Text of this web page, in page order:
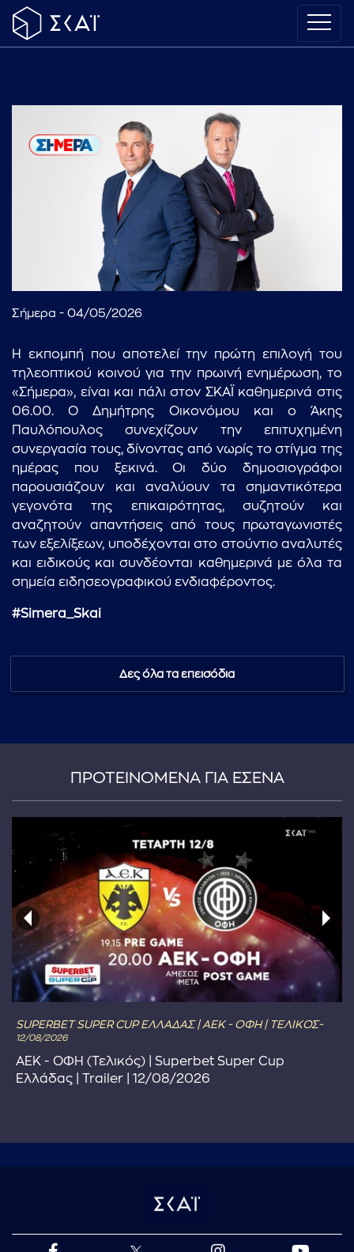
Σήμερα - 04/05/2026
Η εκπομπή που αποτελεί την πρώτη επιλογή του
τηλεοπτικού κοινού για την πρωινή ενημέρωση, το
«Σήμερα», είναι και πάλι στον ΣΚΑΪ καθημερινά στις
06.00. Ο Δημήτρης Οικονόμου και ο Άκης
Παυλόπουλος συνεχίζουν την επιτυχημένη
συνεργασία τους, δίνοντας από νωρίς το στίγμα της
ημέρας που ξεκινά. Οι δύο δημοσιογράφοι
παρουσιάζουν και αναλύουν τα σημαντικότερα
γεγονότα της επικαιρότητας, συζητούν και
αναζητούν απαντήσεις από τους πρωταγωνιστές
των εξελίξεων, υποδέχονται στο στούντιο αναλυτές
και ειδικούς και συνδέονται καθημερινά με όλα τα
σημεία ειδησεογραφικού ενδιαφέροντος.
#Simera_Skai
Δες όλα τα επεισόδια
ΠΡΟΤΕΙΝΟΜΕΝΑ ΓΙΑ ΕΣΕΝΑ
SUPERBET SUPER CUP ΕΛΛΑΔΑΣ | ΑΕΚ - ΟΦΗ | ΤΕΛΙΚΟΣ-
12/08/2026
ΑΕΚ - ΟΦΗ (Τελικός) | Superbet Super Cup
Ελλάδας | Trailer | 12/08/2026